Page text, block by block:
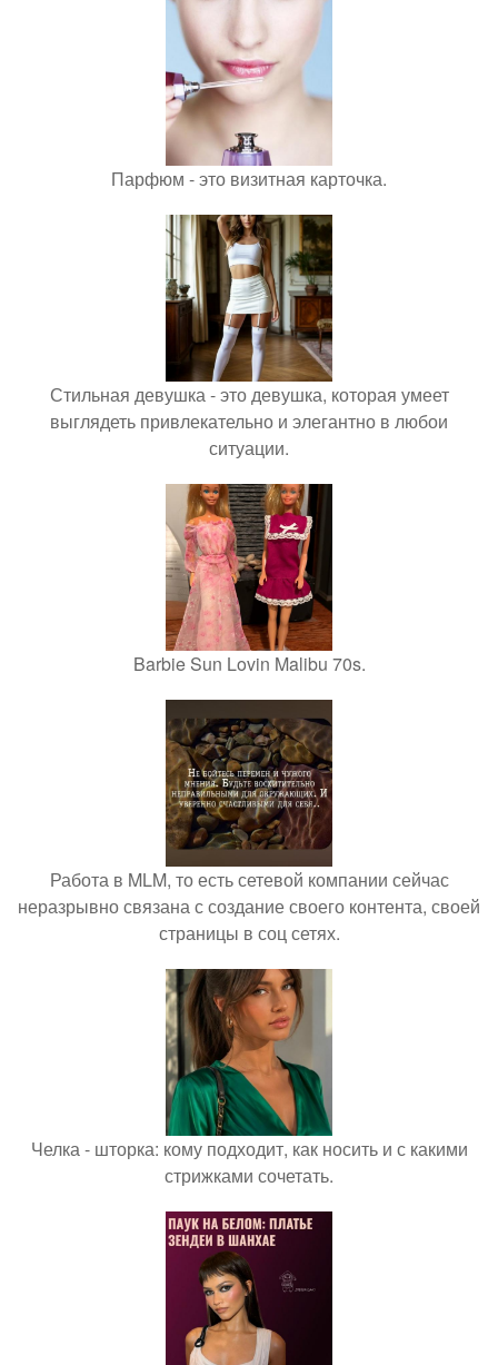
Парфюм - это визитная карточка.
Стильная девушка - это девушка, которая умеет
выглядеть привлекательно и элегантно в любои
ситуации.
Barbie Sun Lovin Malibu 70s.
Работа в MLM, то есть сетевой компании сейчас
неразрывно связана с создание своего контента, своей
страницы в соц сетях.
Челка - шторка: кому подходит, как носить и с какими
стрижками сочетать.